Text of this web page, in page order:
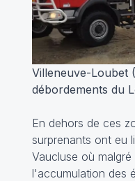
Villeneuve-Loubet
débordements du
En dehors de ces
surprenants ont eu
Vaucluse où malgré
l'accumulation des